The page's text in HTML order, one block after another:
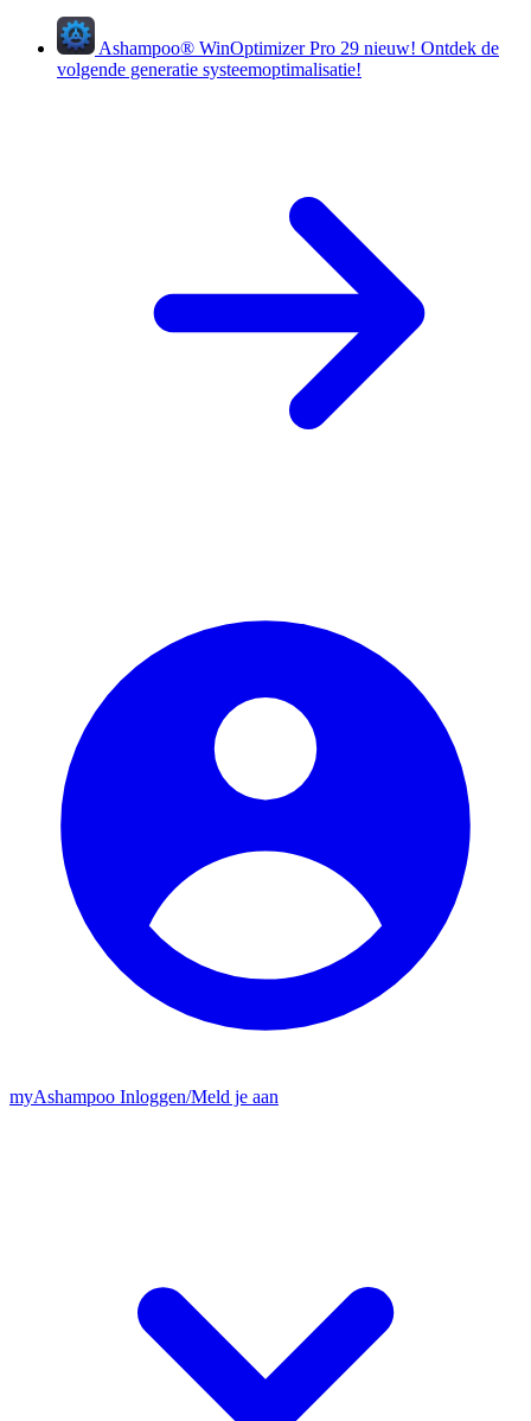
Ashampoo® WinOptimizer Pro 29 nieuw! Ontdek de
volgende generatie systeemoptimalisatie!
myAshampoo Inloggen/Meld je aan